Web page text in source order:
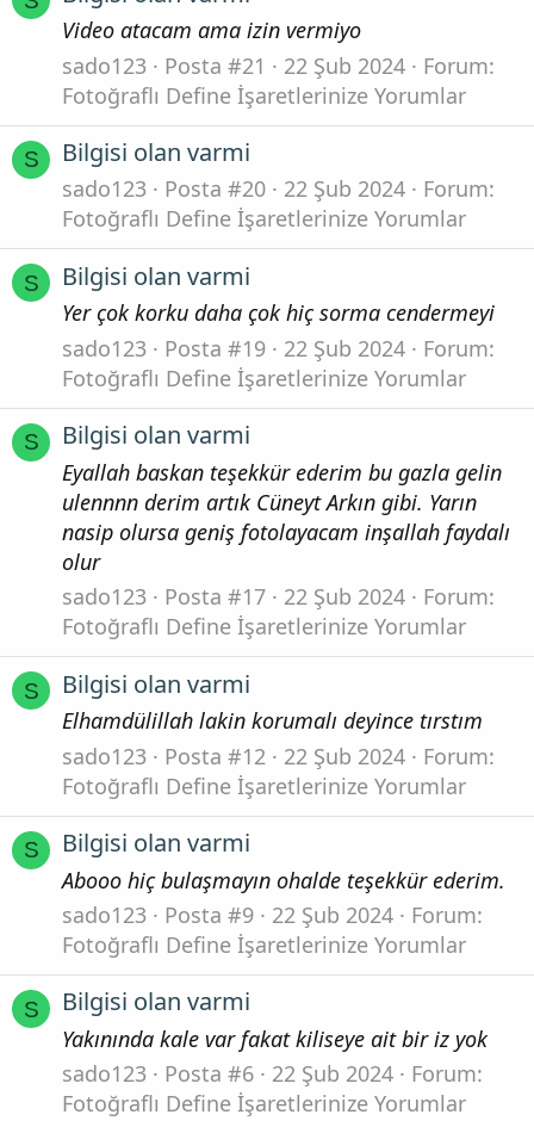
Video atacam ama izin vermiyo
sado123
Posta #21 22 Şub 2024
Forum:
Fotoğraflı Define İşaretlerinize Yorumlar
S Bilgisi olan varmi
sado123 Posta #20 22 Şub 2024
Forum:
Fotoğraflı Define İşaretlerinize Yorumlar
S Bilgisi olan varmi
Yer çok korku daha çok hiç sorma cendermeyi
sado123
Posta #19 22 Şub 2024
Forum:
Fotoğraflı Define İşaretlerinize Yorumlar
S Bilgisi olan varmi
Eyallah baskan teşekkür ederim bu gazla gelin
ulennnn derim artık Cüneyt Arkın gibi. Yarın
nasip olursa geniş fotolayacam inşallah faydalı
olur
sado123
Posta #17 22 Şub 2024
Forum:
Fotoğraflı Define İşaretlerinize Yorumlar
S Bilgisi olan varmi
Elhamdülillah lakin korumalı deyince tırstım
sado123
Posta #12 22 Şub 2024
Forum:
Fotoğraflı Define İşaretlerinize Yorumlar
S Bilgisi olan varmi
Abooo hiç bulaşmayın ohalde teşekkür ederim.
sado123
Posta #9 22 Şub 2024
Forum:
Fotoğraflı Define İşaretlerinize Yorumlar
S Bilgisi olan varmi
Yakınında kale var fakat kiliseye ait bir iz yok
sado123
Posta #6 22 Şub 2024
Forum:
Fotoğraflı Define İşaretlerinize Yorumlar